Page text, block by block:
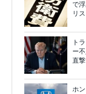
で
リ
ト
ー
直
ホ